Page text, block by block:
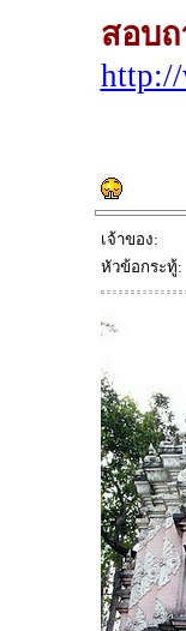
สอบ
เจ้าของ:
หัวข้อกระทู้: